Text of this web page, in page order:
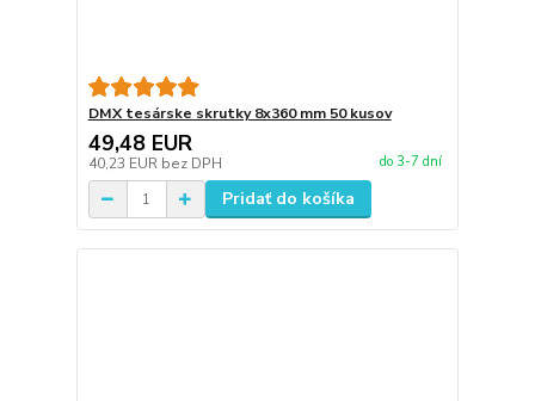
DMX tesárske skrutky 8x360 mm 50 kusov
49,48 EUR
40,23 EUR bez DPH do 3-7 dní
Pridať do košíka